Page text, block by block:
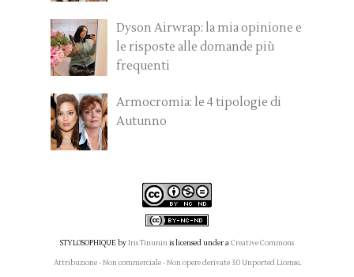
Dyson Airwrap: la mia opinione e
le risposte alle domande più
frequenti
Armocromia: le 4 tipologie di
Autunno
STYLOSOPHIQUE byIris Tinuninis licensed under aCreative Commons
Attribuzione - Non commerciale - Non opere derivate 3.0 Unported License.